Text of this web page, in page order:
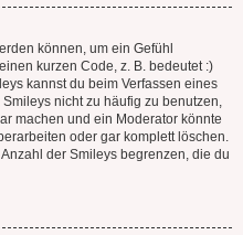
können, um ein Gefühl
kurzen Code, z. B. bedeutet :)
kannst du beim Verfassen eines
nicht zu häufig zu benutzen,
machen und ein Moderator könnte
oder gar komplett löschen.
der Smileys begrenzen, die du